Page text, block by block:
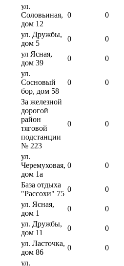
ул.
Соловьиная,
дом 12
0 0
ул. Дружбы,
дом 5
0 0
ул Ясная,
дом 39
0 0
ул.
Сосновый
бор, дом 58
0 0
За железной
дорогой
район
тяговой
подстанции
№ 223
0 0
ул.
Черемуховая,
дом 1а
0 0
База отдыха
"Рассохи" 75
0 0
ул. Ясная,
дом 1
0 0
ул. Дружбы,
дом 11
0 0
ул. Ласточка,
дом 86
0 0
ул.